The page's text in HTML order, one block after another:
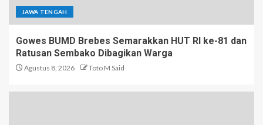
JAWA TENGAH
Gowes BUMD Brebes Semarakkan HUT RI ke-81 dan
Ratusan Sembako Dibagikan Warga
Agustus 8, 2026 Toto M Said